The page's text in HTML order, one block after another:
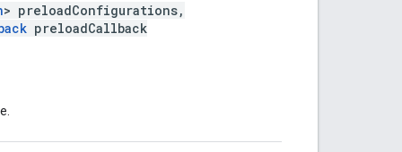
> preloadConfigurations,
preloadCallback